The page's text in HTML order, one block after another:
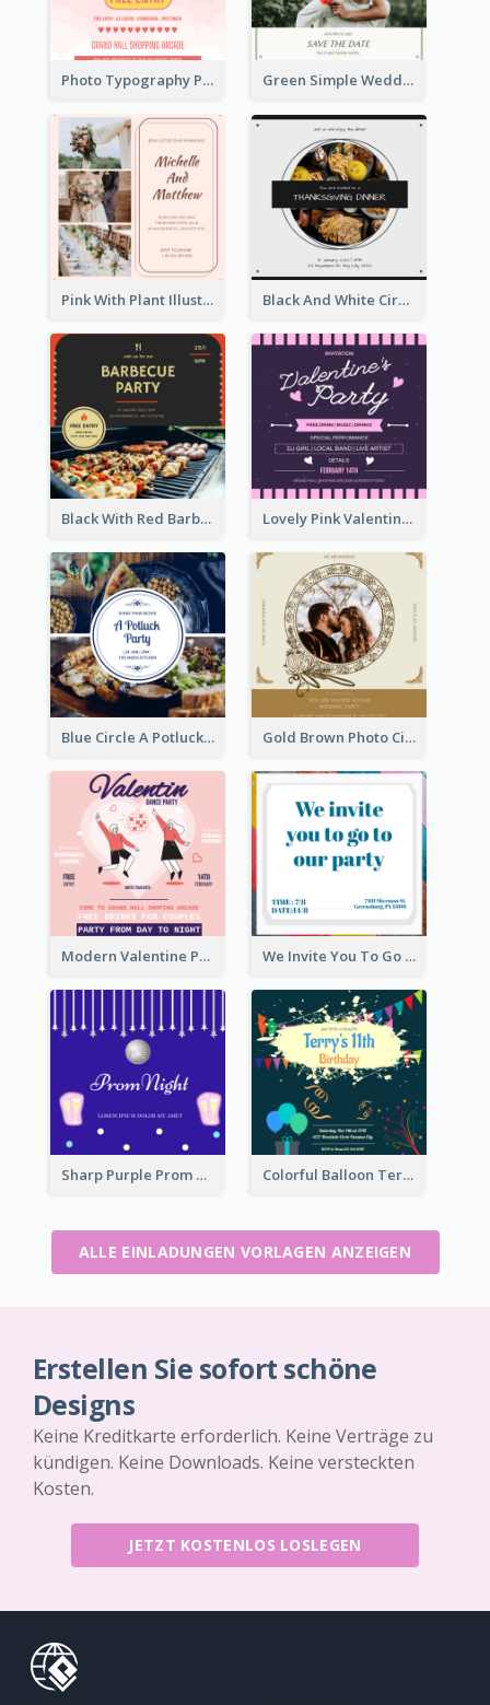
Photo Typography Party Invitation Design Templates Green Simple Wedding Photo Wedding Invitation
Pink With Plant Illustration Wedding Party Invitation Black And White Circle Photo Thanksgiving Dinner Invitation
Black With Red Barbecue Housewarming Invitation Lovely Pink Valentine Celebration Invitation Design Ideas
Blue Circle A Potluck Party Invitation Gold Brown Photo Circle Wedding Invitation
Modern Valentine Party Pink Invitation Design Templates We Invite You To Go To Our Party Invitation
Sharp Purple Prom Night With Stars Invitation Colorful Balloon Terry's 11th Birthday Invitation
ALLE EINLADUNGEN VORLAGEN ANZEIGEN
Erstellen Sie sofort schöne
Designs
Keine Kreditkarte erforderlich. Keine Verträge zu
kündigen. Keine Downloads. Keine versteckten
Kosten.
JETZT KOSTENLOS LOSLEGEN